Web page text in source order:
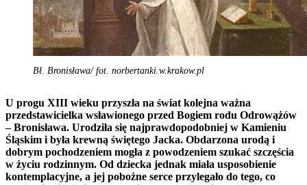
Bł. Bronisława/ fot. norbertanki.w.krakow.pl
U progu XIII wieku przyszła na świat kolejna ważna
przedstawicielka wsławionego przed Bogiem rodu Odrowążów
– Bronisława. Urodziła się najprawdopodobniej w Kamieniu
Śląskim i była krewną świętego Jacka. Obdarzona urodą i
dobrym pochodzeniem mogła z powodzeniem szukać szczęścia
w życiu rodzinnym. Od dziecka jednak miała usposobienie
kontemplacyjne, a jej pobożne serce przylegało do tego, co